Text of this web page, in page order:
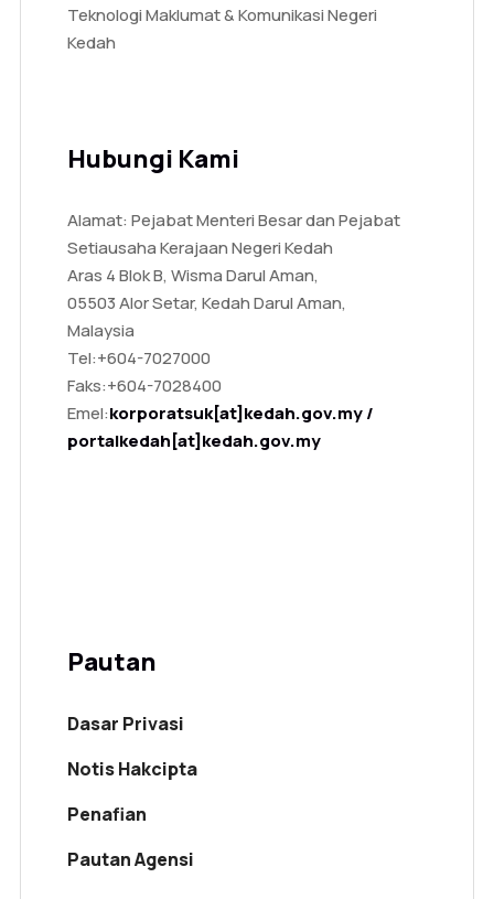
Teknologi Maklumat & Komunikasi Negeri
Kedah
Hubungi Kami
Alamat: Pejabat Menteri Besar dan Pejabat
Setiausaha Kerajaan Negeri Kedah
Aras 4 Blok B, Wisma Darul Aman,
05503 Alor Setar, Kedah Darul Aman,
Malaysia
Tel:+604-7027000
Faks:+604-7028400
Emel:korporatsuk[at]kedah.gov.my /
portalkedah[at]kedah.gov.my
Pautan
Dasar Privasi
Notis Hakcipta
Penafian
Pautan Agensi